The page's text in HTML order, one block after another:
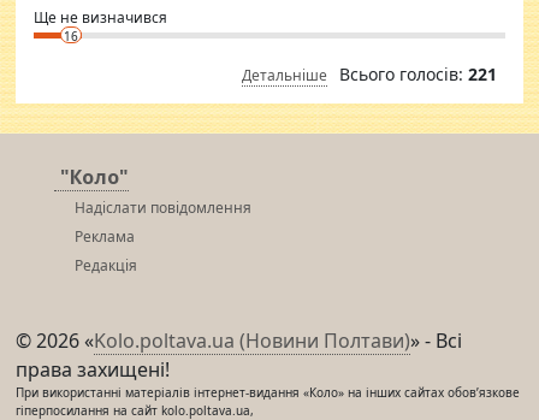
Ще не визначився
16
Детальніше Всього голосів: 221
"Коло"
Надіслати повідомлення
Реклама
Редакція
© 2026 «Kolo.poltava.ua (Новини Полтави)» - Всі
права захищені!
При використанні матеріалів інтернет-видання «Коло» на інших сайтах обов’язкове
гіперпосилання на сайт kolo.poltava.ua,